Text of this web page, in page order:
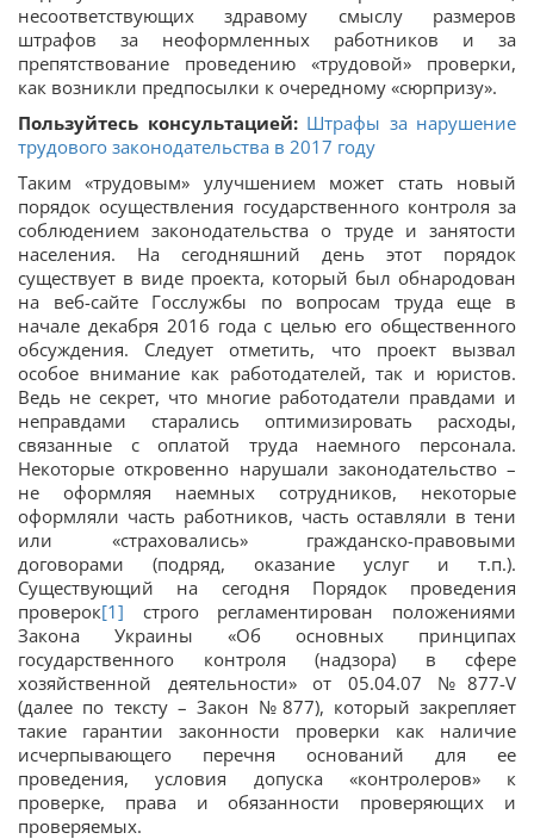
несоответствующих здравому смыслу размеров
штрафов за неоформленных работников и за
препятствование проведению «трудовой» проверки,
как возникли предпосылки к очередному «сюрпризу».
Пользуйтесь консультацией: Штрафы за нарушение
трудового законодательства в 2017 году
Таким «трудовым» улучшением может стать новый
порядок осуществления государственного контроля за
соблюдением законодательства о труде и занятости
населения. На сегодняшний день этот порядок
существует в виде проекта, который был обнародован
на веб-сайте Госслужбы по вопросам труда еще в
начале декабря 2016 года с целью его общественного
обсуждения. Следует отметить, что проект вызвал
особое внимание как работодателей, так и юристов.
Ведь не секрет, что многие работодатели правдами и
неправдами старались оптимизировать расходы,
связанные с оплатой труда наемного персонала.
Некоторые откровенно нарушали законодательство –
не оформляя наемных сотрудников, некоторые
оформляли часть работников, часть оставляли в тени
или «страховались» гражданско-правовыми
договорами (подряд, оказание услуг и т.п.).
Существующий на сегодня Порядок проведения
проверок[1] строго регламентирован положениями
Закона Украины «Об основных принципах
государственного контроля (надзора) в сфере
хозяйственной деятельности» от 05.04.07 №877-V
(далее по тексту – Закон №877), который закрепляет
такие гарантии законности проверки как наличие
исчерпывающего перечня оснований для ее
проведения, условия допуска «контролеров» к
проверке, права и обязанности проверяющих и
проверяемых.